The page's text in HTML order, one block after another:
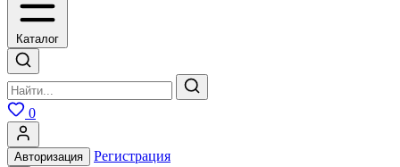
Каталог
0
Авторизация Регистрация